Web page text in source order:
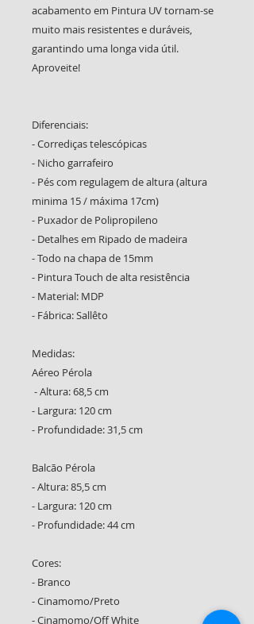
acabamento em Pintura UV tornam-se
muito mais resistentes e duráveis,
garantindo uma longa vida útil.
Aproveite!
Diferenciais:
- Corrediças telescópicas
- Nicho garrafeiro
- Pés com regulagem de altura (altura
minima 15 / máxima 17cm)
- Puxador de Polipropileno
- Detalhes em Ripado de madeira
- Todo na chapa de 15mm
- Pintura Touch de alta resistência
- Material: MDP
- Fábrica: Sallêto
Medidas:
Aéreo Pérola
- Altura: 68,5 cm
- Largura: 120 cm
- Profundidade: 31,5 cm
Balcão Pérola
- Altura: 85,5 cm
- Largura: 120 cm
- Profundidade: 44 cm
Cores:
- Branco
- Cinamomo/Preto
- Cinamomo/Off White